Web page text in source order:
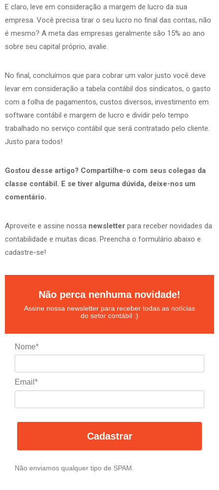
E claro, leve em consideração a margem de lucro da sua
empresa. Você precisa tirar o seu lucro no final das contas, não
é mesmo? A meta das empresas geralmente são 15% ao ano
sobre seu capital próprio, avalie.
No final, concluímos que para cobrar um valor justo você deve
levar em consideração a tabela contábil dos sindicatos, o gasto
com a folha de pagamentos, custos diversos, investimento em
software contábil e margem de lucro e dividir pelo tempo
trabalhado no serviço contábil que será contratado pelo cliente.
Justo para todos!
Gostou desse artigo? Compartilhe-o com seus colegas da
classe contábil. E se tiver alguma dúvida, deixe-nos um
comentário.
Aproveite e assine nossa newsletter para receber novidades da
contabilidade e muitas dicas. Preencha o formulário abaixo e
cadastre-se!
Não perca nenhuma novidade!
Assine nossa newsletter para receber todas as notícias
do setor contábil :)
Nome*
Email*
Cadastrar
Não enviamos qualquer tipo de SPAM.